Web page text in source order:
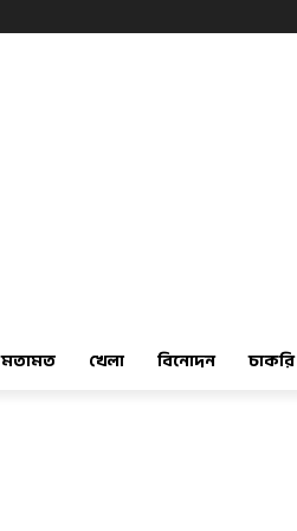
মতামত খেলা বিনোদন চাকরি